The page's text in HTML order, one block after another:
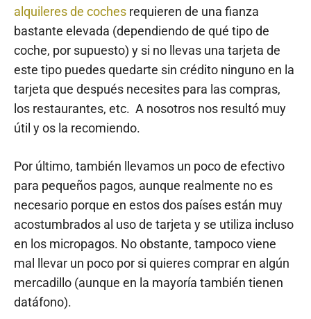
alquileres de coches requieren de una fianza
bastante elevada (dependiendo de qué tipo de
coche, por supuesto) y si no llevas una tarjeta de
este tipo puedes quedarte sin crédito ninguno en la
tarjeta que después necesites para las compras,
los restaurantes, etc. A nosotros nos resultó muy
útil y os la recomiendo.
Por último, también llevamos un poco de efectivo
para pequeños pagos, aunque realmente no es
necesario porque en estos dos países están muy
acostumbrados al uso de tarjeta y se utiliza incluso
en los micropagos. No obstante, tampoco viene
mal llevar un poco por si quieres comprar en algún
mercadillo (aunque en la mayoría también tienen
datáfono).